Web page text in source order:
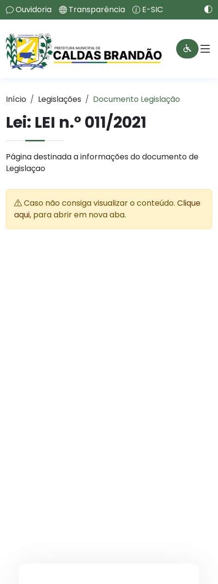
Ouvidoria Transparência E-SIC
Início Legislações Documento Legislação
Lei: LEI n.º 011/2021
Página destinada a informações do documento de
Legislaçao
Caso não consiga visualizar o conteúdo. Clique
aqui, para abrir em nova aba.